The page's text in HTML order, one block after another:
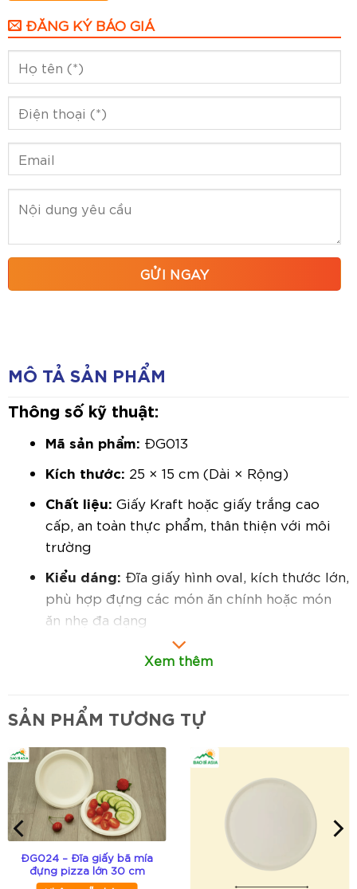
ĐĂNG KÝ BÁO GIÁ
MÔ TẢ SẢN PHẨM
Thông số kỹ thuật:
Mã sản phẩm: ĐG013
Kích thước: 25 × 15 cm (Dài × Rộng)
Chất liệu: Giấy Kraft hoặc giấy trắng cao
cấp, an toàn thực phẩm, thân thiện với môi
trường
Kiểu dáng: Đĩa giấy hình oval, kích thước lớn,
phù hợp đựng các món ăn chính hoặc món
ăn nhẹ đa dạng
Đóng gói theo tiêu chuẩn, thuận
tiện cho bảo quản và vận chuyển
In ấn:Hỗ trợ in logo, thương hiệu, thông tin
sản phẩm theo yêu cầu (áp dụng cho đơn
hàng số lượng lớn)
Đặc điểm nổi bật:
Thân thiện môi trường:
Sử dụng giấy tự
nhiên, dễ phân hủy, không gây ô nhiễm môi
trường
Xem thêm
SẢN PHẨM TƯƠNG TỰ
ĐG024 – Đĩa giấy bã mía
đựng pizza lớn 30 cm